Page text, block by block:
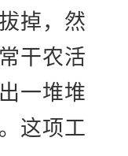
掉，然
干农活
一堆堆
这项工